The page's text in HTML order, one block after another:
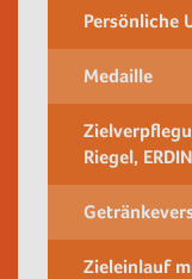
Persönliche
Medaille
Riegel,
Zieleinlauf